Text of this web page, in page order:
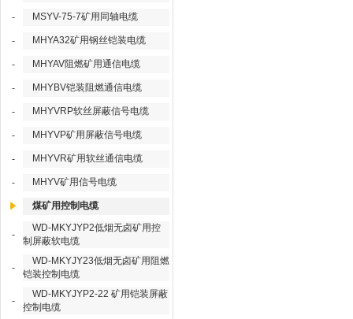
- MSYV-75-7矿用同轴电缆
- MHYA32矿用钢丝铠装电缆
- MHYAV阻燃矿用通信电缆
- MHYBV铠装阻燃通信电缆
- MHYVRP软丝屏蔽信号电缆
- MHYVP矿用屏蔽信号电缆
- MHYVR矿用软丝通信电缆
- MHYV矿用信号电缆
煤矿用控制电缆
-
WD-MKYJYP2低烟无卤矿用控
制屏蔽软电缆
-
WD-MKYJY23低烟无卤矿用阻燃
铠装控制电缆
-
WD-MKYJYP2-22 矿用铠装屏蔽
控制电缆